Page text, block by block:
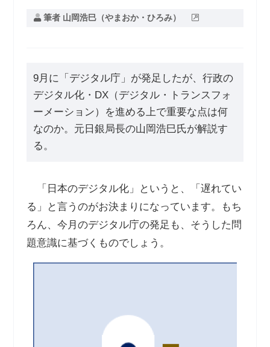
筆者 山岡浩巳（やまおか・ひろみ）
9月に「デジタル庁」が発足したが、行政の
デジタル化・DX（デジタル・トランスフォ
ーメーション）を進める上で重要な点は何
なのか。元日銀局長の山岡浩巳氏が解説す
る。
「日本のデジタル化」というと、「遅れてい
る」と言うのがお決まりになっています。もち
ろん、今月のデジタル庁の発足も、そうした問
題意識に基づくものでしょう。